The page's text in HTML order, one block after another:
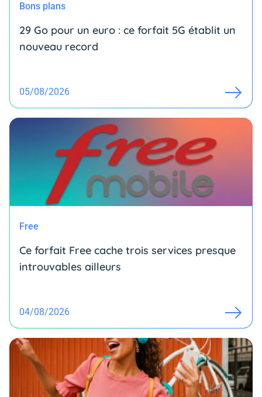
Bons plans
29 Go pour un euro : ce forfait 5G établit un
nouveau record
05/08/2026
Free
Ce forfait Free cache trois services presque
introuvables ailleurs
04/08/2026